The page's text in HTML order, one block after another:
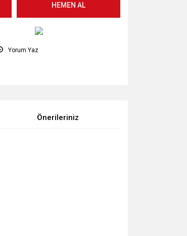
HEMEN AL
Yorum Yaz
Önerileriniz